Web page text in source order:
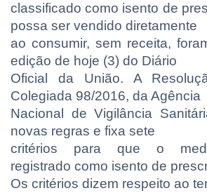
classificado como isento de
possa ser vendido diretamente
ao consumir, sem receita,
edição de hoje (3) do Diário
Oficial da União. A
Colegiada 98/2016, da Agência
Nacional de Vigilância
novas regras e fixa sete
critérios para que o
registrado como isento de
Os critérios dizem respeito ao